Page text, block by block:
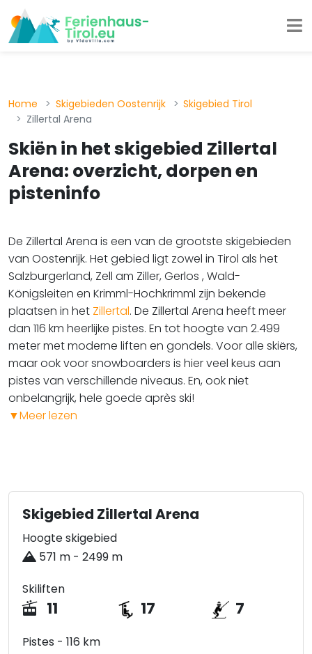
Home Skigebieden Oostenrijk
Skigebied Tirol
Zillertal Arena
Skiën in het skigebied Zillertal
Arena: overzicht, dorpen en
pisteninfo
De Zillertal Arena is een van de grootste skigebieden
van Oostenrijk. Het gebied ligt zowel in Tirol als het
Salzburgerland, Zell am Ziller, Gerlos , Wald-
Königsleiten en Krimml-Hochkrimml zijn bekende
plaatsen in het Zillertal. De Zillertal Arena heeft meer
dan 116 km heerlijke pistes. En tot hoogte van 2.499
meter met moderne liften en gondels. Voor alle skiërs,
maar ook voor snowboarders is hier veel keus aan
pistes van verschillende niveaus. En, ook niet
onbelangrijk, hele goede après ski!
▼Meer lezen
Skigebied Zillertal Arena
Hoogte skigebied
571 m - 2499 m
Skiliften
11 17 7
Pistes - 116 km